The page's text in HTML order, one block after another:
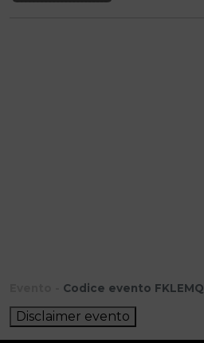
Codice evento FKLEMQ
Disclaimer evento